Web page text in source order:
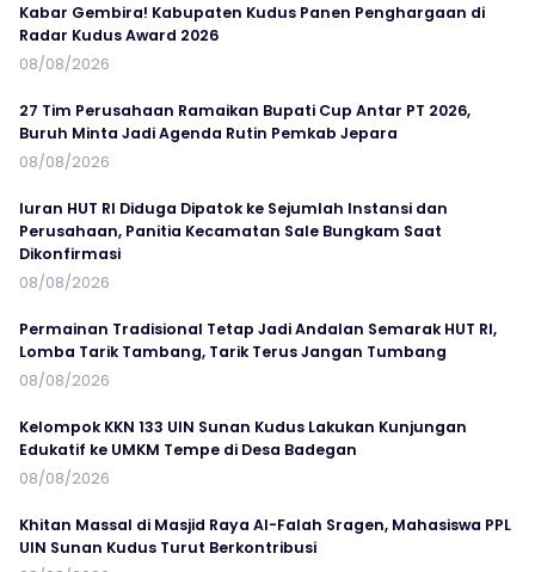
Kabar Gembira! Kabupaten Kudus Panen Penghargaan di
Radar Kudus Award 2026
08/08/2026
27 Tim Perusahaan Ramaikan Bupati Cup Antar PT 2026,
Buruh Minta Jadi Agenda Rutin Pemkab Jepara
08/08/2026
Iuran HUT RI Diduga Dipatok ke Sejumlah Instansi dan
Perusahaan, Panitia Kecamatan Sale Bungkam Saat
Dikonfirmasi
08/08/2026
Permainan Tradisional Tetap Jadi Andalan Semarak HUT RI,
Lomba Tarik Tambang, Tarik Terus Jangan Tumbang
08/08/2026
Kelompok KKN 133 UIN Sunan Kudus Lakukan Kunjungan
Edukatif ke UMKM Tempe di Desa Badegan
08/08/2026
Khitan Massal di Masjid Raya Al-Falah Sragen, Mahasiswa PPL
UIN Sunan Kudus Turut Berkontribusi